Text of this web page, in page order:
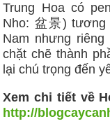
Trung Hoa có
Nho: 盆景)
Nam nhưng
chặt chẽ thành
lại chú trọng đến
Xem chi tiết về
http://